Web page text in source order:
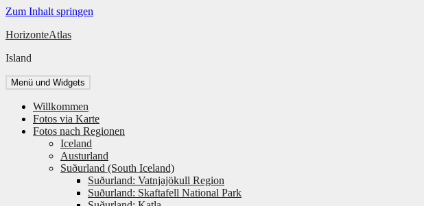
Zum Inhalt springen
HorizonteAtlas
Island
Menü und Widgets
Willkommen
Fotos via Karte
Fotos nach Regionen
Iceland
Austurland
Suðurland (South Iceland)
Suðurland: Vatnjajökull Region
Suðurland: Skaftafell National Park